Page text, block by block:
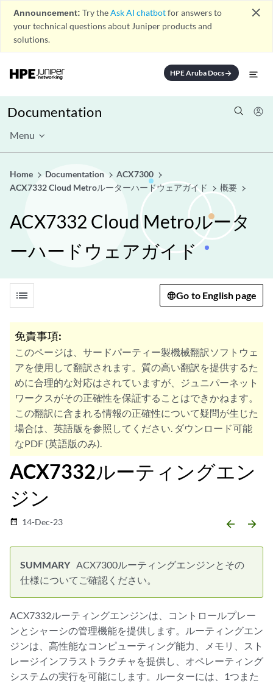
Announcement: Try theAsk AI chatbotfor answers to
your technical questions about Juniper products and
solutions.
close
HPE Aruba Docsarrow_forward
Documentation
Menu
Home Documentation
ACX7300
ACX7332 Cloud Metroルーターハードウェアガイド
概要
ACX7332 Cloud Metroルータ
ーハードウェアガイド
list Go to English page
免責事項:
このページは、サードパーティー製機械翻訳ソフトウェ
アを使用して翻訳されます。質の高い翻訳を提供するた
めに合理的な対応はされていますが、ジュニパーネット
ワークスがその正確性を保証することはできかねます。
この翻訳に含まれる情報の正確性について疑問が生じた
場合は、英語版を参照してください. ダウンロード可能
なPDF (英語版のみ).
ACX7332ルーティングエン
ジン
date_range 14-Dec-23 arrow_backward arrow_forward
ACX7300ルーティングエンジンとその
仕様についてご確認ください。
ACX7332ルーティングエンジンは、コントロールプレー
ンとシャーシの管理機能を提供します。ルーティングエン
ジンは、高性能なコンピューティング能力、メモリ、スト
レージインフラストラクチャを提供し、オペレーティング
システムの実行を可能にします。ルーターには、1つまた